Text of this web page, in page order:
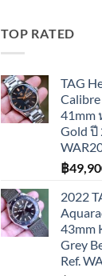
TOP RATED
TAG
41mm
Gold ปี
฿
2022
43mm
Grey
Ref.